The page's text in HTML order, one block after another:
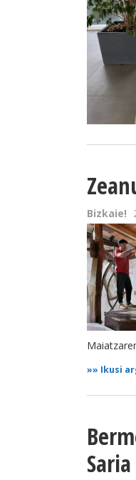
Bizkaie!
»» Ikusi
Saria